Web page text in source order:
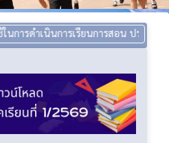
ารเรียนการสอน ประจำปีการศึกษา 1/